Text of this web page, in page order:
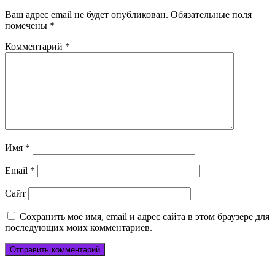
Ваш адрес email не будет опубликован. Обязательные поля
помечены *
Комментарий *
Имя *
Email *
Сайт
Сохранить моё имя, email и адрес сайта в этом браузере для
последующих моих комментариев.